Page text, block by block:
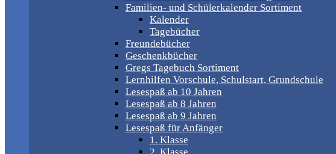
Familien- und Schülerkalender Sortiment
Kalender
Tagebücher
Freundebücher
Geschenkbücher
Gregs Tagebuch Sortiment
Lernhilfen Vorschule, Schulstart, Grundschule
Lesespaß ab 10 Jahren
Lesespaß ab 8 Jahren
Lesespaß ab 9 Jahren
Lesespaß für Anfänger
1. Klasse